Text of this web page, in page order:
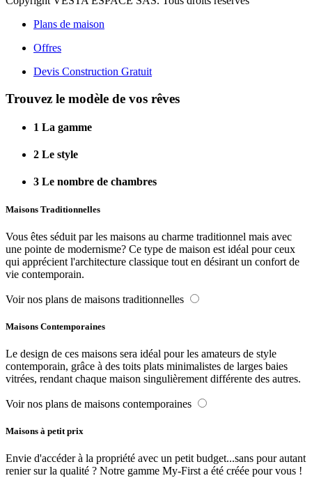
Plans de maison
Offres
Devis Construction Gratuit
Trouvez le modèle de vos rêves
1 La gamme
2 Le style
3 Le nombre de chambres
Maisons Traditionnelles
Vous êtes séduit par les maisons au charme traditionnel mais avec
une pointe de modernisme? Ce type de maison est idéal pour ceux
qui apprécient l'architecture classique tout en désirant un confort de
vie contemporain.
Voir nos plans de maisons traditionnelles
Maisons Contemporaines
Le design de ces maisons sera idéal pour les amateurs de style
contemporain, grâce à des toits plats minimalistes de larges baies
vitrées, rendant chaque maison singulièrement différente des autres.
Voir nos plans de maisons contemporaines
Maisons à petit prix
Envie d'accéder à la propriété avec un petit budget...sans pour autant
renier sur la qualité ? Notre gamme My-First a été créée pour vous !